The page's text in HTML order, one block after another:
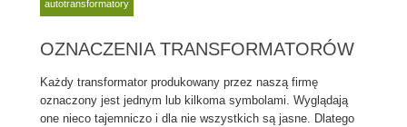
autotransformatory
OZNACZENIA TRANSFORMATORÓW
Każdy transformator produkowany przez naszą firmę
oznaczony jest jednym lub kilkoma symbolami. Wyglądają
one nieco tajemniczo i dla nie wszystkich są jasne. Dlatego